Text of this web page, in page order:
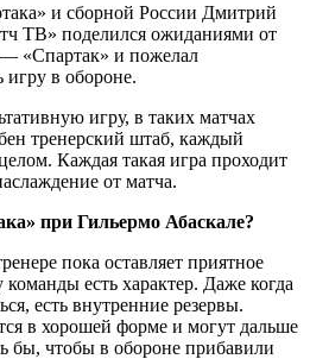
и сборной России Дмитрий
ТВ» поделился ожиданиями от
«Спартак» и пожелал
игру в обороне.
игру, в таких матчах
тренерский штаб, каждый
Каждая такая игра проходит
от матча.
при Гильермо Абаскале?
пока оставляет приятное
есть характер. Даже когда
есть внутренние резервы.
в хорошей форме и могут дальше
бы, чтобы в обороне прибавили